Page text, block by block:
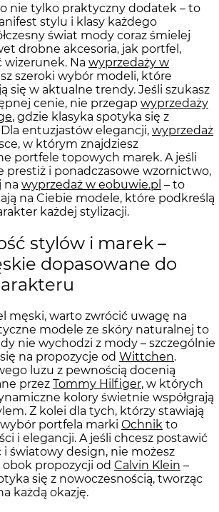
nie tylko praktyczny dodatek – to
stylu i klasy każdego
świat mody coraz śmielej
drobne akcesoria, jak portfel,
Na wyprzedaży w
szeroki wybór modeli, które
się w aktualne trendy. Jeśli szukasz
cenie, nie przegap wyprzedaży
, gdzie klasyka spotyka się z
entuzjastów elegancji, wyprzedaż
w którym znajdziesz
portfele topowych marek. A jeśli
prestiż i ponadczasowe wzornictwo,
na wyprzedaż w eobuwie.pl – to
na Ciebie modele, które podkreślą
każdej stylizacji.
stylów i marek –
dopasowane do
męski, warto zwrócić uwagę na
modele ze skóry naturalnej to
nie wychodzi z mody – szczególnie
na propozycje od Wittchen.
luzu z pewnością docenią
przez Tommy Hilfiger, w których
kolory świetnie współgrają
Z kolei dla tych, którzy stawiają
portfela marki Ochnik to
i elegancji. A jeśli chcesz postawić
i światowy design, nie możesz
propozycji od Calvin Klein –
się z nowoczesnością, tworząc
każdą okazję.